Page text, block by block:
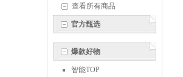
查看所有商品
官方甄选
爆款好物
智能TOP